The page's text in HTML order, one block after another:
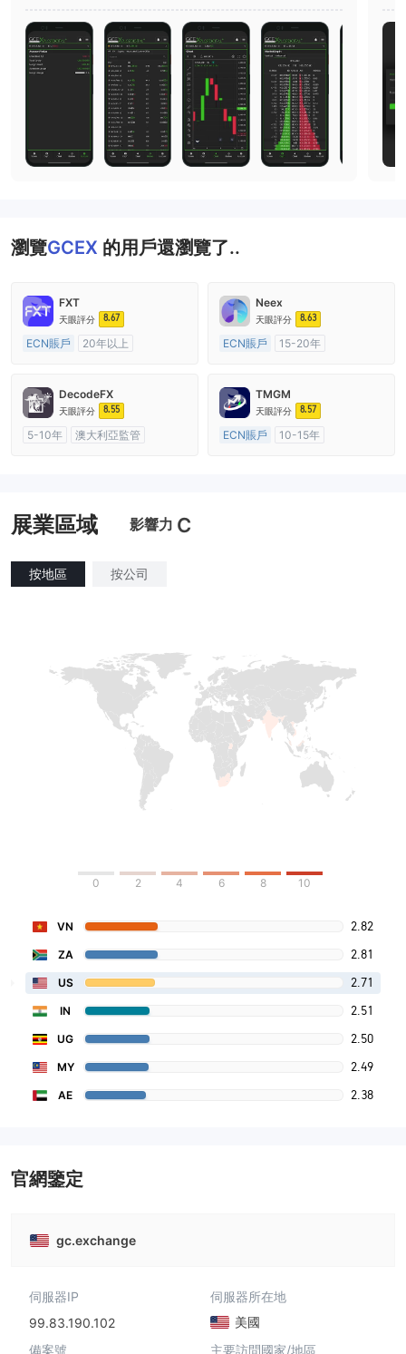
瀏覽GCEX 的用戶還瀏覽了..
FXT
天眼評分 8.67
ECN賬戶
20年以上
主標MT4
Neex
天眼評分 8.63
ECN賬戶
15-20年
主標MT4
DecodeFX
天眼評分 8.55
5-10年
澳大利亞監管
TMGM
天眼評分 8.57
ECN賬戶
10-15年
展業區域 影響力 C
按地區 按公司
0 2 4 6 8 10
VN 2.82
ZA 2.81
US 2.71
IN 2.51
UG 2.50
MY 2.49
AE 2.38
官網鑒定
gc.exchange
伺服器IP
99.83.190.102
伺服器所在地
美國
備案號
主要訪問國家/地區